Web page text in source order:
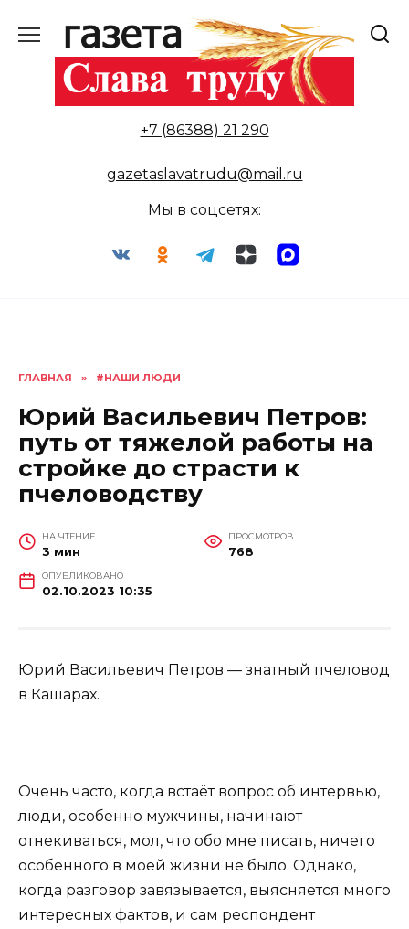
содержанию
+7 (86388) 21 290
gazetaslavatrudu@mail.ru
Мы в соцсетях:
ГЛАВНАЯ » #НАШИ ЛЮДИ
Юрий Васильевич Петров:
путь от тяжелой работы на
стройке до страсти к
пчеловодству
НА ЧТЕНИЕ
3 мин
ПРОСМОТРОВ
768
ОПУБЛИКОВАНО
02.10.2023 10:35
Юрий Васильевич Петров — знатный пчеловод
в Кашарах.
Очень часто, когда встаёт вопрос об интервью,
люди, особенно мужчины, начинают
отнекиваться, мол, что обо мне писать, ничего
особенного в моей жизни не было. Однако,
когда разговор завязывается, выясняется много
интересных фактов, и сам респондент